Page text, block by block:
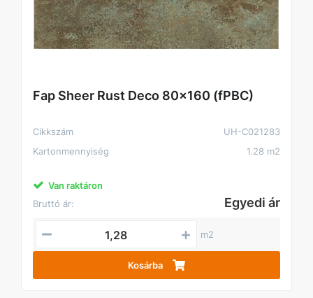
Fap Sheer Rust Deco 80x160 (fPBC)
Cikkszám
UH-C021283
Kartonmennyiség
1.28 m2
Van raktáron
Bruttó ár:
Egyedi ár
m2
Kosárba